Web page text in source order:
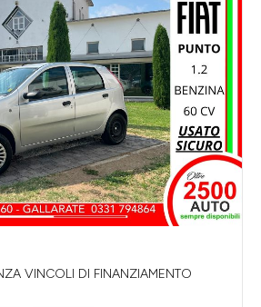
VINCOLI DI FINANZIAMENTO